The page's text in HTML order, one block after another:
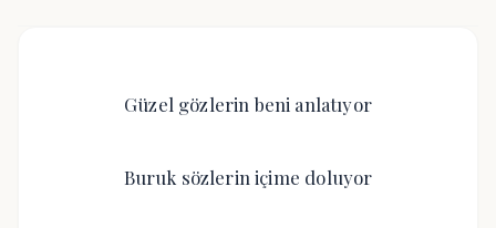
Güzel gözlerin beni anlatıyor
Buruk sözlerin içime doluyor